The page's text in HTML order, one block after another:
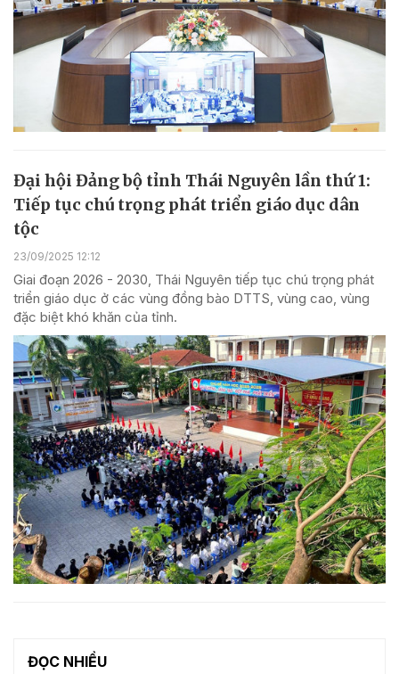
Đại hội Đảng bộ tỉnh Thái Nguyên lần thứ 1:
Tiếp tục chú trọng phát triển giáo dục dân
tộc
23/09/2025 12:12
Giai đoạn 2026 - 2030, Thái Nguyên tiếp tục chú trọng phát
triển giáo dục ở các vùng đồng bào DTTS, vùng cao, vùng
đặc biệt khó khăn của tỉnh.
ĐỌC NHIỀU